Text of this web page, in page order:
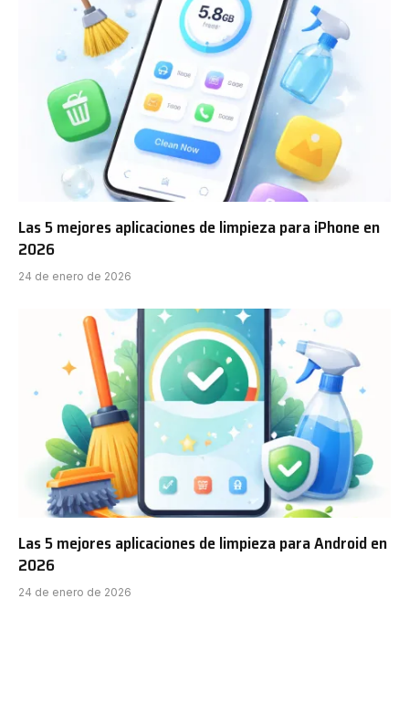
Las 5 mejores aplicaciones de limpieza para iPhone en
2026
24 de enero de 2026
Las 5 mejores aplicaciones de limpieza para Android en
2026
24 de enero de 2026